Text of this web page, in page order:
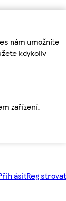
nám umožníte
kdykoliv
zařízení,
Registrovat